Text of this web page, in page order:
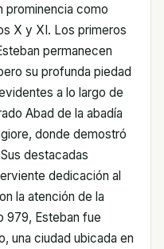
prominencia como
X y XI. Los primeros
permanecen
su profunda piedad
a lo largo de
Abad de la abadía
donde demostró
destacadas
dedicación al
la atención de la
979, Esteban fue
una ciudad ubicada en